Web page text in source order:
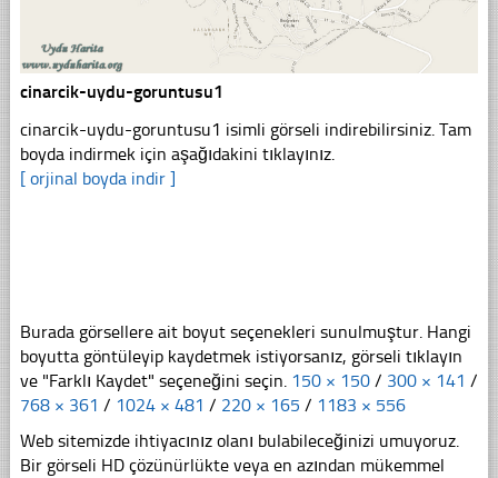
cinarcik-uydu-goruntusu1
cinarcik-uydu-goruntusu1 isimli görseli indirebilirsiniz. Tam
boyda indirmek için aşağıdakini tıklayınız.
[ orjinal boyda indir ]
Burada görsellere ait boyut seçenekleri sunulmuştur. Hangi
boyutta göntüleyip kaydetmek istiyorsanız, görseli tıklayın
ve "Farklı Kaydet" seçeneğini seçin. 150 × 150 / 300 × 141 /
768 × 361 / 1024 × 481 / 220 × 165 / 1183 × 556
Web sitemizde ihtiyacınız olanı bulabileceğinizi umuyoruz.
Bir görseli HD çözünürlükte veya en azından mükemmel